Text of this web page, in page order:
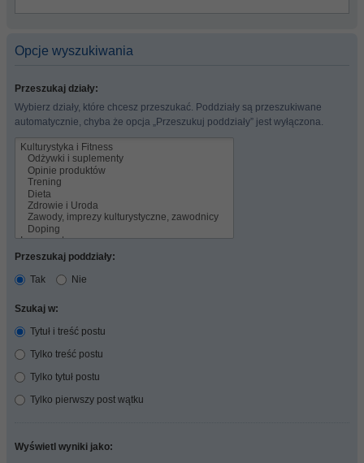
Opcje wyszukiwania
Przeszukaj działy:
Wybierz działy, które chcesz przeszukać. Poddziały są przeszukiwane
automatycznie, chyba że opcja „Przeszukuj poddziały” jest wyłączona.
Przeszukaj poddziały:
Tak
Nie
Szukaj w:
Tytuł i treść postu
Tylko treść postu
Tylko tytuł postu
Tylko pierwszy post wątku
Wyświetl wyniki jako: